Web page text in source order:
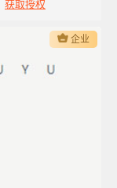
获取授权
企业